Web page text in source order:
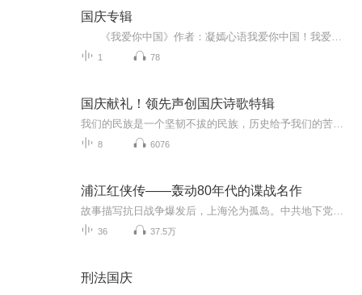
国庆专辑
1 78
国庆献礼！领先声创国庆诗歌特辑
8 6076
浦江红侠传——轰动80年代的谍战名作
36 37.5万
刑法国庆